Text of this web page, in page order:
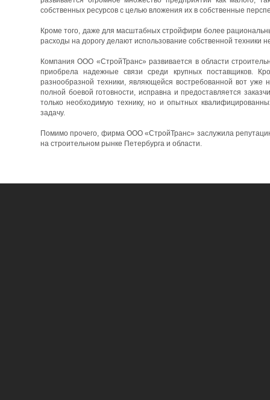
собственных ресурсов с целью вложения их в собственные
Кроме того, даже для масштабных стройфирм более
расходы на дорогу делают использование собственной техники
Компания ООО «СтройТранс» развивается в области
приобрела надежные связи среди крупных поставщиков.
разнообразной техники, являющейся востребованной вот уже
полной боевой готовности, исправна и предоставляется
только необходимую технику, но и опытных
задачу.
Помимо прочего, фирма ООО «СтройТранс» заслужила
на строительном рынке Петербурга и области.